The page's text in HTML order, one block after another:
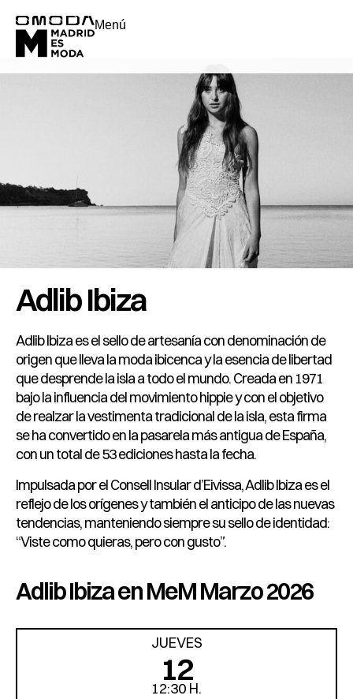
Menú
Adlib Ibiza
Adlib Ibiza es el sello de artesanía con denominación de
origen que lleva la moda ibicenca y la esencia de libertad
que desprende la isla a todo el mundo. Creada en 1971
bajo la influencia del movimiento hippie y con el objetivo
de realzar la vestimenta tradicional de la isla, esta firma
se ha convertido en la pasarela más antigua de España,
con un total de 53 ediciones hasta la fecha.
Impulsada por el Consell Insular d’Eivissa, Adlib Ibiza es el
reflejo de los orígenes y también el anticipo de las nuevas
tendencias, manteniendo siempre su sello de identidad:
“Viste como quieras, pero con gusto”.
Adlib Ibiza en MeM Marzo 2026
JUEVES
12
12:30 H.